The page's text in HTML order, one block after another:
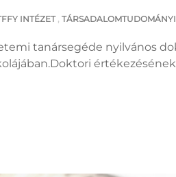
INTÉZET,
tanársegéde nyilvános